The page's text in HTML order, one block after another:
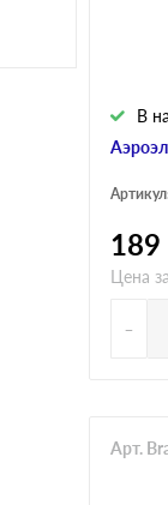
В
189
Цена
-
Арт.